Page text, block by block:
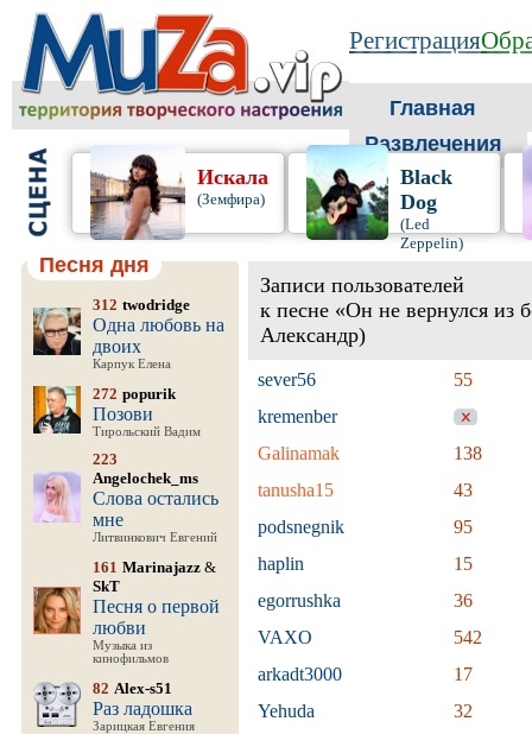
Регистрация
Главная
Развлечения
Искала
(Земфира)
Black
Dog
(Led
Zeppelin)
Песня дня
312 twodridge
Одна любовь на
двоих
Карпук Елена
272 popurik
Позови
Тирольский Вадим
223
Angelochek_ms
Слова остались
мне
Литвинкович Евгений
161 Marinajazz &
SkT
Песня о первой
любви
Музыка из
кинофильмов
82 Alex-s51
Раз ладошка
Зарицкая Евгения
Записи пользователей
к песне «Он не вернулся из
Александр)
sever56
55
kremenber
Galinamak
138
tanusha15
43
podsnegnik
95
haplin
15
egorrushka
36
VAXO
542
arkadt3000
17
Yehuda
32